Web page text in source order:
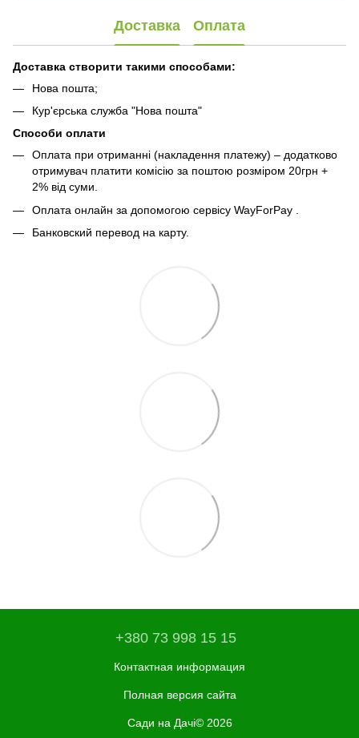
Доставка Оплата
Доставка створити такими способами:
Нова пошта;
Кур'єрська служба "Нова пошта"
Способи оплати
Оплата при отриманні (накладення платежу) – додатково
отримувач платити комісію за поштою розміром 20грн +
2% від суми.
Оплата онлайн за допомогою сервісу WayForPay
Банковский перевод на карту.
+380 73 998 15 15
Контактная информация
Полная версия сайта
Сади на Дачі© 2026